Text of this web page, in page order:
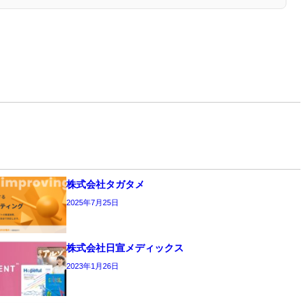
株式会社タガタメ
2025年7月25日
株式会社日宣メディックス
2023年1月26日